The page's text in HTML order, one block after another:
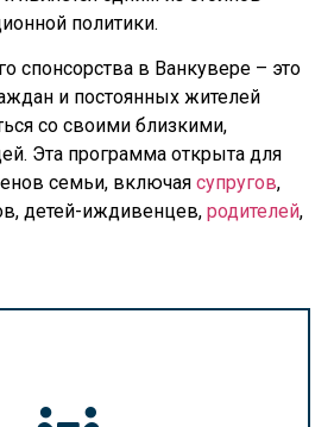
политики.
спонсорства в Ванкувере – это
и постоянных жителей
со своими близкими,
Эта программа открыта для
семьи, включая супругов,
детей-иждивенцев, родителей,